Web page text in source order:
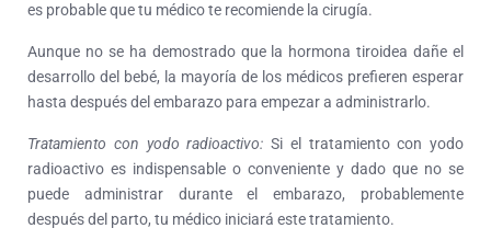
es probable que tu médico te recomiende la cirugía.
Aunque no se ha demostrado que la hormona tiroidea dañe el
desarrollo del bebé, la mayoría de los médicos prefieren esperar
hasta después del embarazo para empezar a administrarlo.
Tratamiento con yodo radioactivo: Si el tratamiento con yodo
radioactivo es indispensable o conveniente y dado que no se
puede administrar durante el embarazo, probablemente
después del parto, tu médico iniciará este tratamiento.